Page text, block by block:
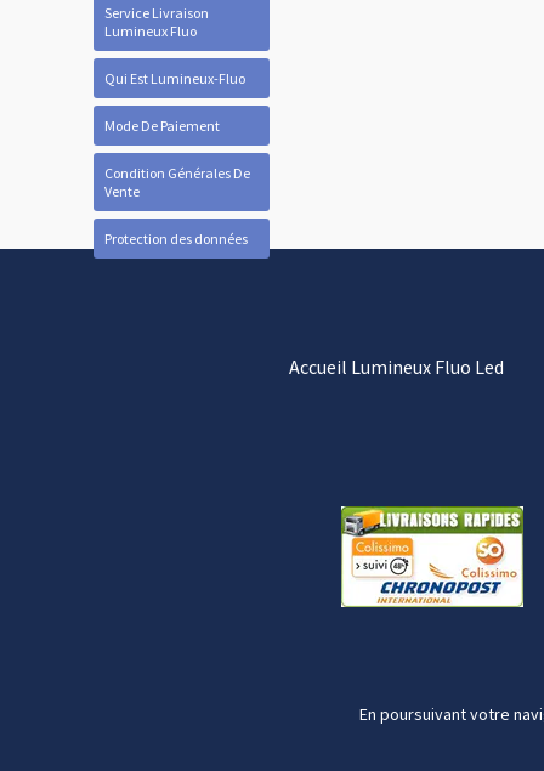
Service Livraison
Lumineux Fluo
Qui Est Lumineux-Fluo
Mode De Paiement
Condition Générales De
Vente
Protection des données
Accueil Lumineux Fluo Led
En poursuivant votre